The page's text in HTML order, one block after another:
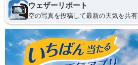
ウェザーリポート
空の写真を投稿して最新の天気を共有